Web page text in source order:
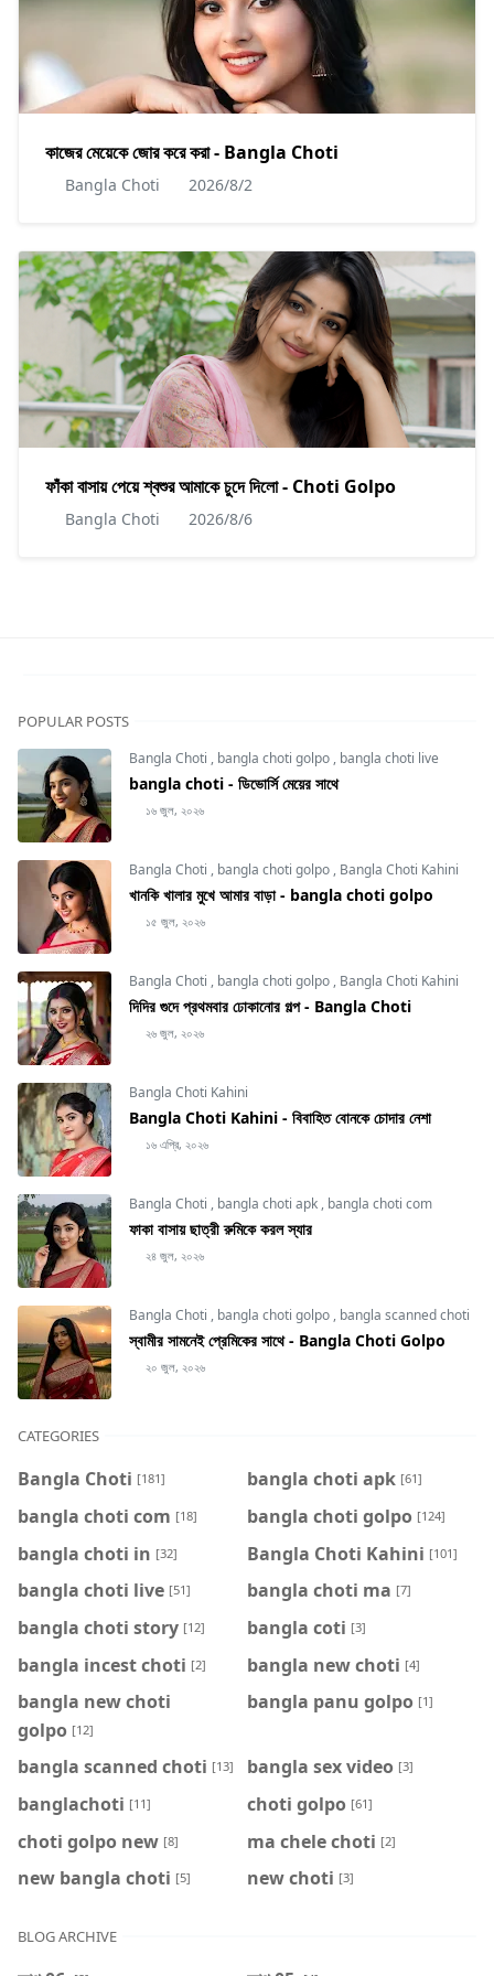
কাজের মেয়েকে জোর করে করা - Bangla Choti
Bangla Choti 2026/8/2
ফাঁকা বাসায় পেয়ে শ্বশুর আমাকে চুদে দিলো - Choti Golpo
Bangla Choti 2026/8/6
POPULAR POSTS
Bangla Choti , bangla choti golpo , bangla choti live
bangla choti - ডিভোর্সি মেয়ের সাথে
১৬ জুল, ২০২৬
Bangla Choti , bangla choti golpo , Bangla Choti Kahini
খানকি খালার মুখে আমার বাড়া - bangla choti golpo
১৫ জুল, ২০২৬
Bangla Choti , bangla choti golpo , Bangla Choti Kahini
দিদির গুদে প্রথমবার ঢোকানোর গল্প - Bangla Choti
২৬ জুল, ২০২৬
Bangla Choti Kahini
Bangla Choti Kahini - বিবাহিত বোনকে চোদার নেশা
১৬ এপ্রি, ২০২৬
Bangla Choti , bangla choti apk , bangla choti com
ফাকা বাসায় ছাত্রী রুমিকে করল স্যার
২৪ জুল, ২০২৬
Bangla Choti , bangla choti golpo , bangla scanned choti
স্বামীর সামনেই প্রেমিকের সাথে - Bangla Choti Golpo
২০ জুল, ২০২৬
CATEGORIES
Bangla Choti [181] bangla choti apk [61]
bangla choti com [18] bangla choti golpo [124]
bangla choti in [32] Bangla Choti Kahini [101]
bangla choti live [51] bangla choti ma [7]
bangla choti story [12] bangla coti [3]
bangla incest choti [2] bangla new choti [4]
bangla new choti
golpo [12]
bangla panu golpo [1]
bangla scanned choti [13] bangla sex video [3]
banglachoti [11] choti golpo [61]
choti golpo new [8] ma chele choti [2]
new bangla choti [5] new choti [3]
BLOG ARCHIVE